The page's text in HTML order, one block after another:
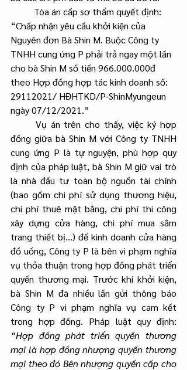
“Chấp nhận yêu cầu khởi kiện của
Nguyên đơn Bà Shin M. Buộc Công ty
TNHH cung ứng P phải trả ngay một lần
cho bà Shin M số tiền 966.000.000đ
theo Hợp đồng hợp tác kinh doanh số:
29112021/ HĐHTKD/P-ShinMyungeun
ngày 07/12/2021.”
đồng giữa bà Shin M với Công ty TNHH
cung ứng P là tự nguyện, phù hợp quy
định của pháp luật, bà Shin M giữ vai trò
là nhà đầu tư toàn bộ nguồn tài chính
(bao gồm chi phí sử dụng thương hiệu,
chi phí thuê mặt bằng, chi phí thi công
xây dựng cửa hàng, chi phí mua sắm
trang thiết bị...) để kinh doanh cửa hàng
đồ uống, Công ty P là bên vi phạm nghĩa
vụ thỏa thuận trong hợp đồng phát triển
quyền thương mại. Trước khi khởi kiện,
bà Shin M đã nhiều lần gửi thông báo
Công ty P vi phạm nghĩa vụ cam kết
“Hợp đồng phát triển quyền thương
mại là hợp đồng nhượng quyền thương
mại theo đó Bên nhượng quyền cấp cho